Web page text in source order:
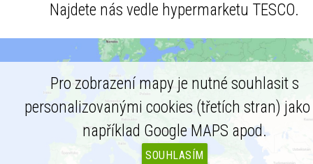
Najdete nás vedle hypermarketu TESCO.
Pro zobrazení mapy je nutné souhlasit s
personalizovanými cookies (třetích stran)
například Google MAPS apod.
SOUHLASÍM